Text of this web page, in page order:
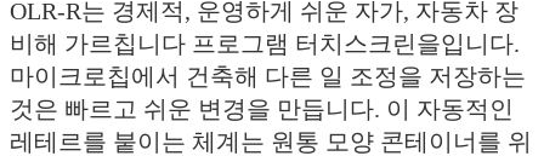
OLR-R는 경제적, 운영하게 쉬운 자가, 자동차 장
비해 가르칩니다 프로그램 터치스크린을입니다.
마이크로칩에서 건축해 다른 일 조정을 저장하는
것은 빠르고 쉬운 변경을 만듭니다. 이 자동적인
레테르를 붙이는 체계는 원통 모양 콘테이너를 위